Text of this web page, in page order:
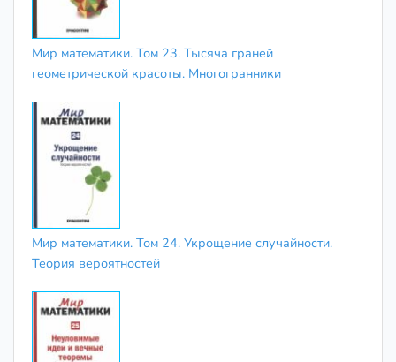
Мир математики. Том 23. Тысяча граней
геометрической красоты. Многогранники
Мир математики. Том 24. Укрощение случайности.
Теория вероятностей